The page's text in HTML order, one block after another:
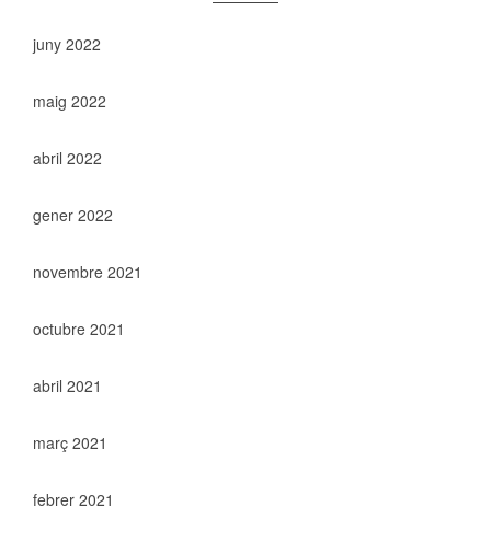
juny 2022
maig 2022
abril 2022
gener 2022
novembre 2021
octubre 2021
abril 2021
març 2021
febrer 2021